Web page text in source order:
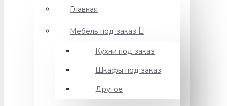
Главная
Мебель под заказ
Кухни под заказ
Шкафы под заказ
Другое